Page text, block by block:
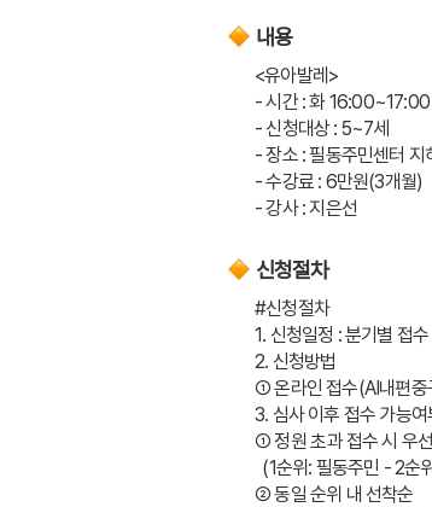
내용
<유아발레>
- 시간 : 화 16:00~17:00
- 신청대상 : 5~7세
- 장소 : 필동주민센터 지
- 수강료 : 6만원(3개월)
- 강사 : 지은선
신청절차
#신청절차
1. 신청일정 : 분기별 접
2. 신청방법
➀ 온라인 접수(AI내편
3. 심사 이후 접수 가능
➀ 정원 초과 접수 시 우
(1순위: 필동주민 - 2
➁ 동일 순위 내 선착순